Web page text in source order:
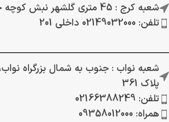
شعبه کرج : 45 متری گلشهر نبش کوچه حسن زاده
تلفن: 02149032000 داخلی 201
شعبه نواب : جنوب به شمال بزرگراه
پلاک 361
تلفن: 02166388249
همراه: 09358012000